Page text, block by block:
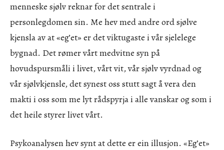
menneske sjølv reknar for det sentrale i
personlegdomen sin. Me hev med andre ord sjølve
kjensla av at «eg’et» er det viktugaste i vår sjelelege
bygnad. Det rømer vårt medvitne syn på
hovudspursmåli i livet, vårt vit, vår sjølv vyrdnad og
vår sjølvkjensle, det synest oss stutt sagt å vera den
makti i oss som me lyt rådspyrja i alle vanskar og som i
det heile styrer livet vårt.
Psykoanalysen hev synt at dette er ein illusjon. «Eg’et»